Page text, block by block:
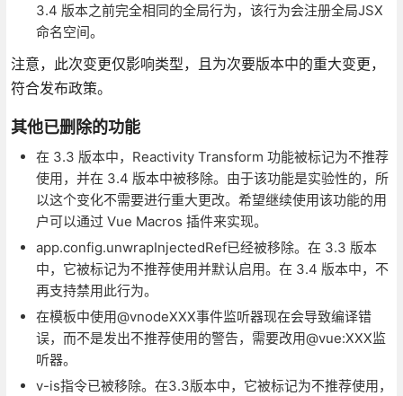
3.4 版本之前完全相同的全局行为，该行为会注册全局JSX
命名空间。
注意，此次变更仅影响类型，且为次要版本中的重大变更，
符合发布政策。
其他已删除的功能
在 3.3 版本中，Reactivity Transform 功能被标记为不推荐
使用，并在 3.4 版本中被移除。由于该功能是实验性的，所
以这个变化不需要进行重大更改。希望继续使用该功能的用
户可以通过 Vue Macros 插件来实现。
app.config.unwrapInjectedRef已经被移除。在 3.3 版本
中，它被标记为不推荐使用并默认启用。在 3.4 版本中，不
再支持禁用此行为。
在模板中使用@vnodeXXX事件监听器现在会导致编译错
误，而不是发出不推荐使用的警告，需要改用@vue:XXX监
听器。
v-is指令已被移除。在3.3版本中，它被标记为不推荐使用，